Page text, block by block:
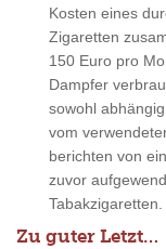
Kosten eines
Zigaretten
150 Euro pro
Dampfer
sowohl
vom
berichten von
zuvor
Tabakzigaretten.
Zu guter Letzt…